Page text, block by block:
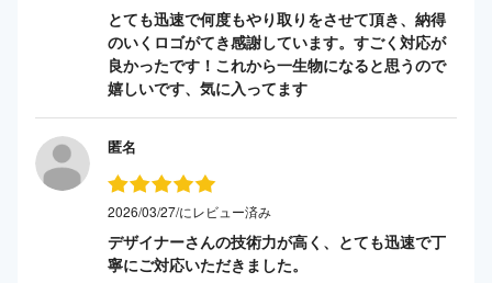
とても迅速で何度もやり取りをさせて頂き、納得
のいくロゴがてき感謝しています。すごく対応が
良かったです！これから一生物になると思うので
嬉しいです、気に入ってます
匿名
2026/03/27/にレビュー済み
デザイナーさんの技術力が高く、とても迅速で丁
寧にご対応いただきました。